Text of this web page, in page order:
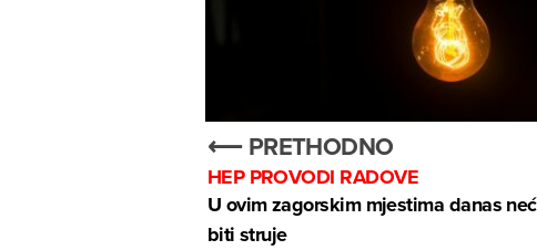
⟵ PRETHODNO
HEP PROVODI RADOVE
U ovim zagorskim mjestima danas
biti struje